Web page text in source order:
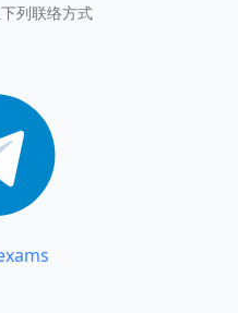
列联络方式